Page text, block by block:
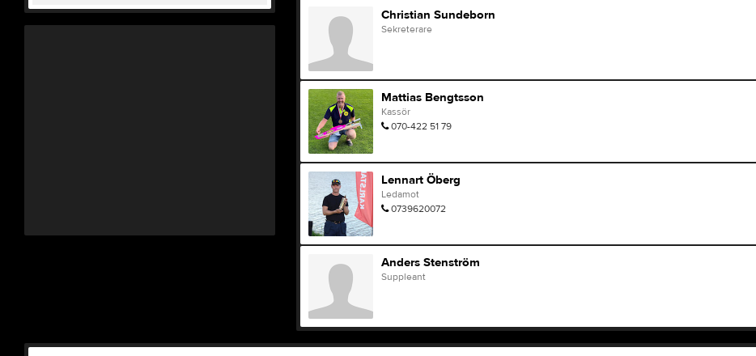
Christian Sundeborn
Sekreterare
Mattias Bengtsson
Kassör
070-422 51 79
Lennart Öberg
Ledamot
0739620072
Anders Stenström
Suppleant